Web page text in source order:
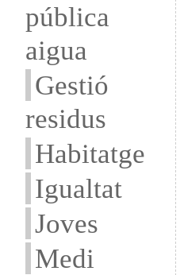
pública
aigua
Gestió
residus
Habitatge
Igualtat
Joves
Medi